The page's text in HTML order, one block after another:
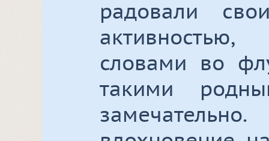
радовали
словами во
такими